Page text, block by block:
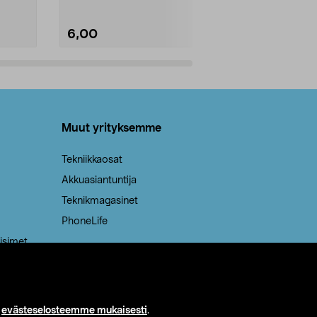
evästeselosteemme mukaisesti.
6,00
Muut yrityksemme
Tekniikkaosat
Akkuasiantuntija
Teknikmagasinet
PhoneLife